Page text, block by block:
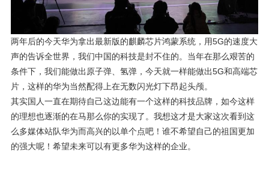
两年后的今天华为拿出最新版的麒麟芯片鸿蒙系统，用5G的速度大
声的告诉全世界，我们中国的科技是封不住的。当年在那么艰苦的
条件下，我们能做出原子弹、氢弹，今天就一样能做出5G和高端芯
片，这样的华为当然配得上在无数闪光灯下昂起头颅。
其实国人一直在期待自己这边能有一个这样的科技品牌，如今这样
的理想也逐渐的在马那么你的实现了。我想这才是大家这次看到这
么多媒体站队华为而高兴的以单个点吧！谁不希望自己的祖国更加
的强大呢！希望未来可以有更多华为这样的企业。